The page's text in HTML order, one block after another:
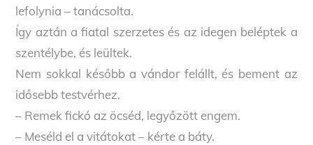
lefolynia – tanácsolta.
Így aztán a fiatal szerzetes és az idegen beléptek a
szentélybe, és leültek.
Nem sokkal később a vándor felállt, és bement az
idősebb testvérhez.
– Remek fickó az öcséd, legyőzött engem.
– Meséld el a vitátokat – kérte a báty.